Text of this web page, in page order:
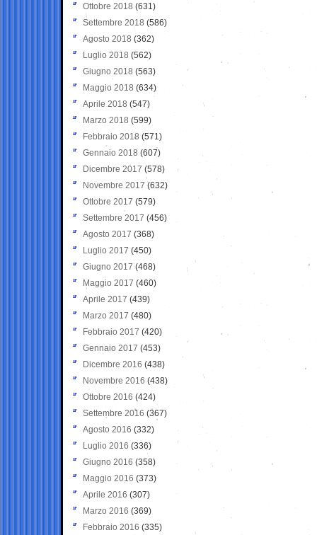
Ottobre 2018 (631)
Settembre 2018 (586)
Agosto 2018 (362)
Luglio 2018 (562)
Giugno 2018 (563)
Maggio 2018 (634)
Aprile 2018 (547)
Marzo 2018 (599)
Febbraio 2018 (571)
Gennaio 2018 (607)
Dicembre 2017 (578)
Novembre 2017 (632)
Ottobre 2017 (579)
Settembre 2017 (456)
Agosto 2017 (368)
Luglio 2017 (450)
Giugno 2017 (468)
Maggio 2017 (460)
Aprile 2017 (439)
Marzo 2017 (480)
Febbraio 2017 (420)
Gennaio 2017 (453)
Dicembre 2016 (438)
Novembre 2016 (438)
Ottobre 2016 (424)
Settembre 2016 (367)
Agosto 2016 (332)
Luglio 2016 (336)
Giugno 2016 (358)
Maggio 2016 (373)
Aprile 2016 (307)
Marzo 2016 (369)
Febbraio 2016 (335)